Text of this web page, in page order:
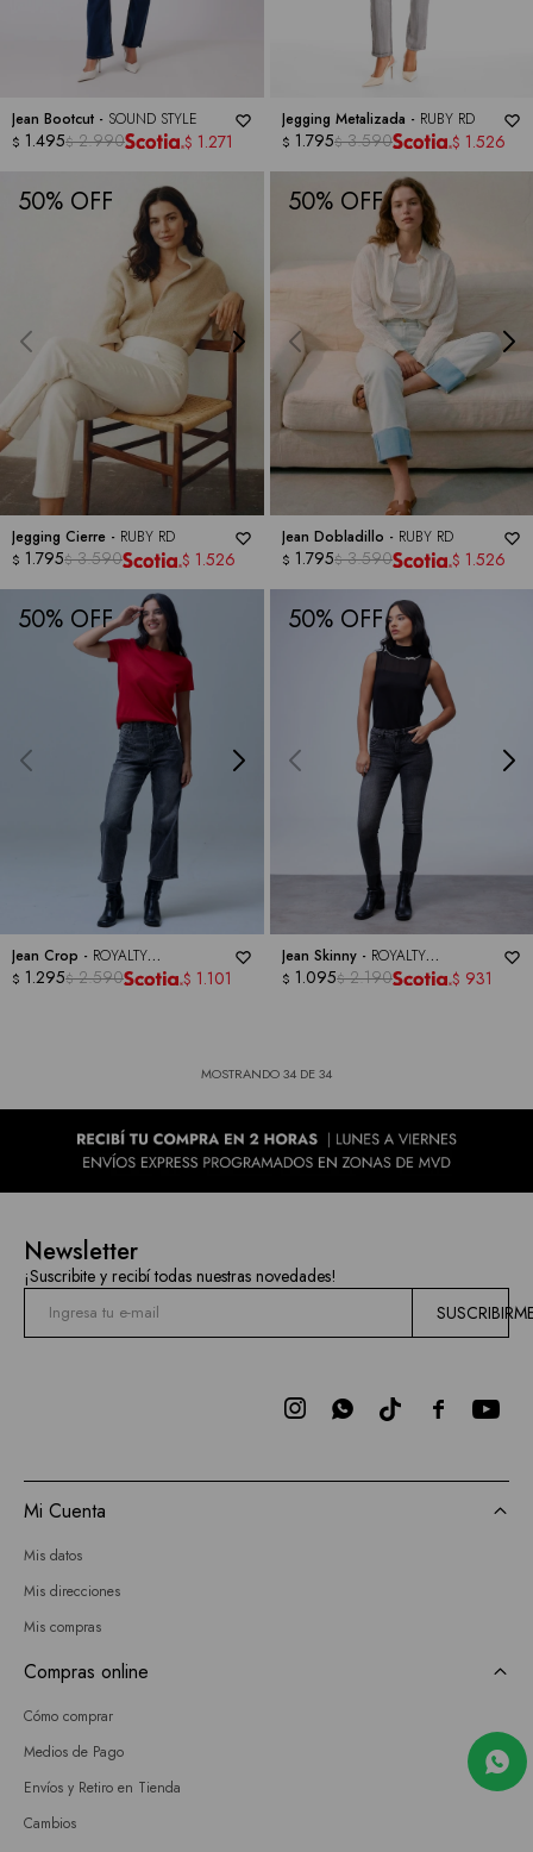
Jean Bootcut - SOUND STYLE
$ 1.495$ 2.990 $ 1.271
Jegging Metalizada - RUBY RD
$ 1.795$ 3.590 $ 1.526
50
Jegging Cierre - RUBY RD
$ 1.795$ 3.590 $ 1.526
50
Jean Dobladillo - RUBY RD
$ 1.795$ 3.590 $ 1.526
50
Jean Crop - ROYALTY
COLLECTION
$ 1.295$ 2.590 $ 1.101
50
Jean Skinny - ROYALTY
COLLECTION
$ 1.095$ 2.190 $ 931
MOSTRANDO34 DE34
Newsletter
¡Suscribite y recibí todas nuestras novedades!

 
Mi Cuenta
Mis datos
Mis direcciones
Mis compras
Compras online
Cómo comprar
Medios de Pago
Envíos y Retiro en Tienda
Cambios